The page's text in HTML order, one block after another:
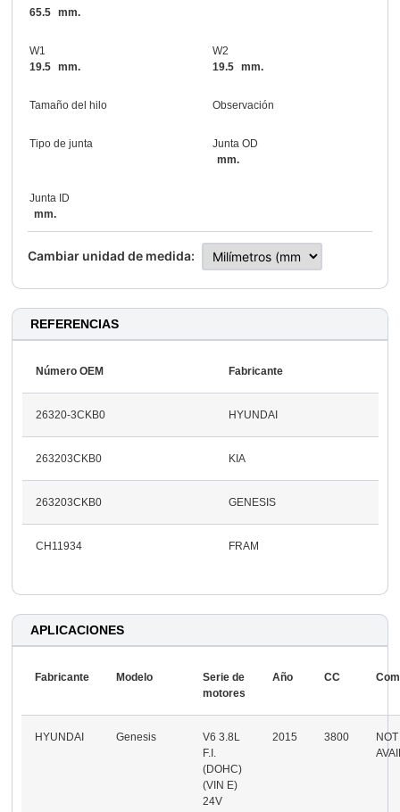
65.5 mm.
W1
19.5 mm.
W2
19.5 mm.
Tamaño del hilo Observación
Tipo de junta
Junta OD
mm.
Junta ID
mm.
Cambiar unidad de medida:
REFERENCIAS
Número OEM Fabricante
26320-3CKB0 HYUNDAI
263203CKB0 KIA
263203CKB0 GENESIS
CH11934 FRAM
APLICACIONES
Fabricante Modelo
Serie de
motores
Año CC
HYUNDAI Genesis
V6 3.8L
F.I.
(DOHC)
(VIN E)
24V
2015 3800
NOT